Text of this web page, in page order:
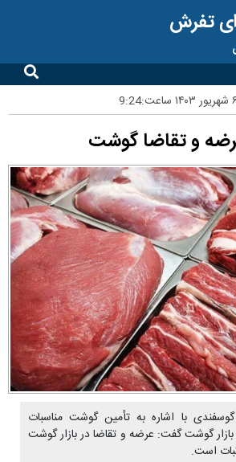
تفرش
و تقاضا گوشت
با اشاره به تأمین گوشت مناسبات
گوشت گفت: عرضه و تقاضا در بازار گوشت
است.